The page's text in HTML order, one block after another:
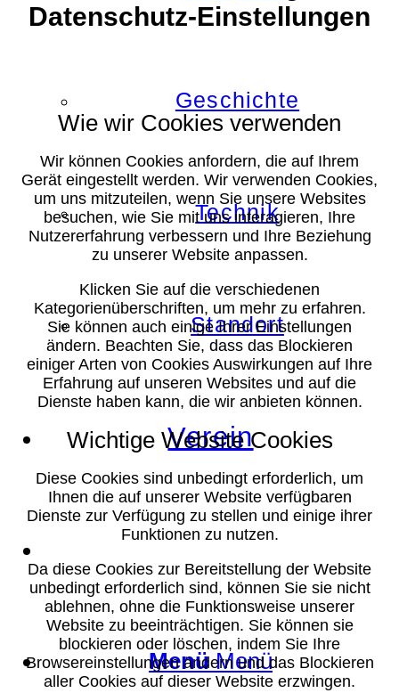
Geschichte
Technik
Standort
Verein
Menü Menü
Datenschutz-Einstellungen
Wie wir Cookies verwenden
Wir können Cookies anfordern, die auf Ihrem
Gerät eingestellt werden. Wir verwenden Cookies,
um uns mitzuteilen, wenn Sie unsere Websites
besuchen, wie Sie mit uns interagieren, Ihre
Nutzererfahrung verbessern und Ihre Beziehung
zu unserer Website anpassen.
Klicken Sie auf die verschiedenen
Kategorienüberschriften, um mehr zu erfahren.
Sie können auch einige Ihrer Einstellungen
ändern. Beachten Sie, dass das Blockieren
einiger Arten von Cookies Auswirkungen auf Ihre
Erfahrung auf unseren Websites und auf die
Dienste haben kann, die wir anbieten können.
Wichtige Website Cookies
Diese Cookies sind unbedingt erforderlich, um
Ihnen die auf unserer Website verfügbaren
Dienste zur Verfügung zu stellen und einige ihrer
Funktionen zu nutzen.
Da diese Cookies zur Bereitstellung der Website
unbedingt erforderlich sind, können Sie sie nicht
ablehnen, ohne die Funktionsweise unserer
Website zu beeinträchtigen. Sie können sie
blockieren oder löschen, indem Sie Ihre
Browsereinstellungen ändern und das Blockieren
aller Cookies auf dieser Website erzwingen.